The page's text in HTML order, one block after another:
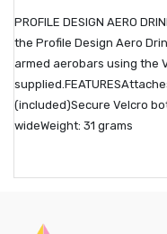
PROFILE DESIGN AERO
the Profile Design Aero
armed aerobars using the
(included)Secure Velcro
wideWeight: 31 grams